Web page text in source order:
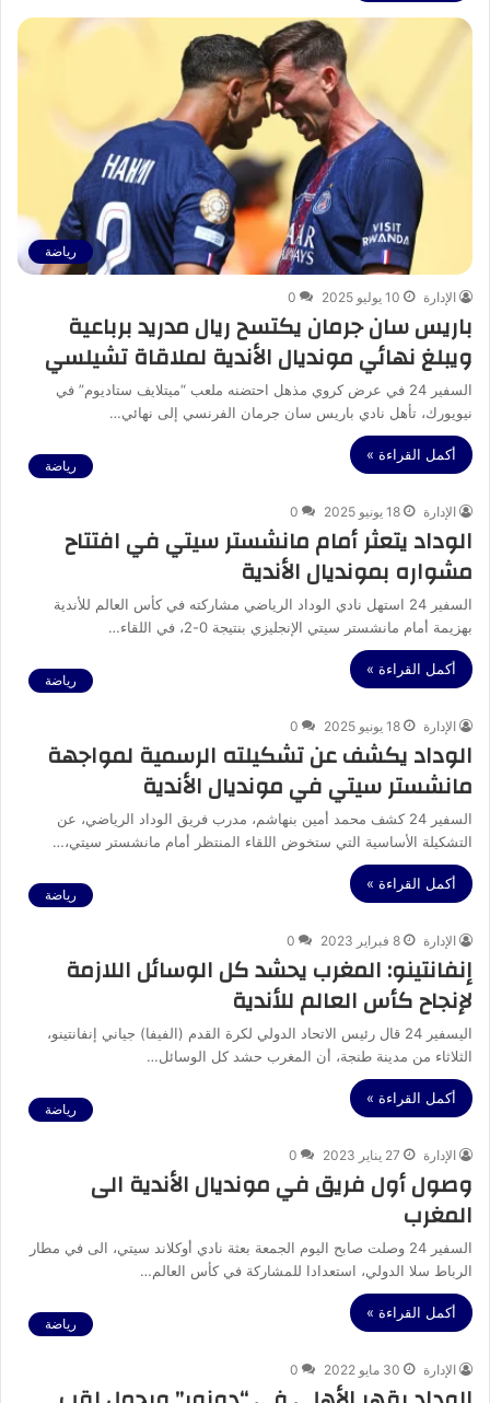
رياضة
الإدارة 10 يوليو 2025 0
باريس سان جرمان يكتسح ريال مدريد برباعية
ويبلغ نهائي مونديال الأندية لملاقاة تشيلسي
السفير 24 في عرض كروي مذهل احتضنه ملعب “ميتلايف ستاديوم” في
نيويورك، تأهل نادي باريس سان جرمان الفرنسي إلى نهائي…
أكمل القراءة »
رياضة
الإدارة 18 يونيو 2025 0
الوداد يتعثر أمام مانشستر سيتي في افتتاح
مشواره بمونديال الأندية
السفير 24 استهل نادي الوداد الرياضي مشاركته في كأس العالم للأندية
بهزيمة أمام مانشستر سيتي الإنجليزي بنتيجة 0-2، في اللقاء…
أكمل القراءة »
رياضة
الإدارة 18 يونيو 2025 0
الوداد يكشف عن تشكيلته الرسمية لمواجهة
مانشستر سيتي في مونديال الأندية
السفير 24 كشف محمد أمين بنهاشم، مدرب فريق الوداد الرياضي، عن
التشكيلة الأساسية التي ستخوض اللقاء المنتظر أمام مانشستر سيتي،…
أكمل القراءة »
رياضة
الإدارة 8 فبراير 2023 0
إنفانتينو: المغرب يحشد كل الوسائل اللازمة
لإنجاح كأس العالم للأندية
اليسفير 24 قال رئيس الاتحاد الدولي لكرة القدم (الفيفا) جياني إنفانتينو،
الثلاثاء من مدينة طنجة، أن المغرب حشد كل الوسائل…
أكمل القراءة »
رياضة
الإدارة 27 يناير 2023 0
وصول أول فريق في مونديال الأندية الى
المغرب
السفير 24 وصلت صابح اليوم الجمعة بعثة نادي أوكلاند سيتي، الى في مطار
الرباط سلا الدولي، استعدادا للمشاركة في كأس العالم…
أكمل القراءة »
رياضة
الإدارة 30 مايو 2022 0